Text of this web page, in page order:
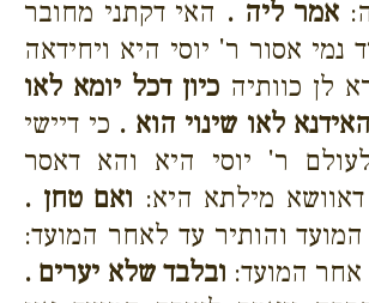
אמר ליה . האי דקתני מחובר
נמי אסור ר' יוסי היא ויחידאה
לן כוותיה כיון דכל יומא לאו
לאו שינוי הוא . כי דיישי
ר' יוסי היא והא דאסר
מילתא היא: ואם טחן .
והותיר עד לאחר המועד:
אחר המועד: ובלבד שלא יערים .